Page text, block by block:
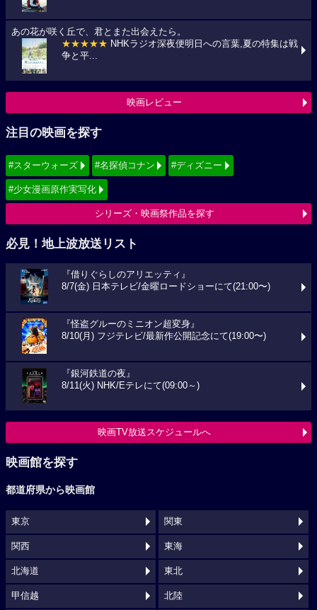
あの花が咲く丘で、君とまた出会えたら。
★★★★★ NHKラジオ深夜便明日への言葉,夏の特集は戦
争と平...
映画レビュー
注目の映画を探す
#スターウォーズ #名探偵コナン #ディズニー
#少女漫画原作実写化
シリーズ・映画祭作品を探す
必見！地上波放送リスト
『借りぐらしのアリエッティ』
8/7(金) 日本テレビ/金曜ロードショーにて(21:00〜)
『怪盗グルーのミニオン超変身』
8/10(月) フジテレビ/最新作公開記念にて(19:00〜)
『銀河鉄道の夜』
8/11(火) NHK/Eテレにて(09:00～)
映画TV放送スケジュールへ
映画館を探す
都道府県から映画館
東京 関東
関西 東海
北海道 東北
甲信越 北陸